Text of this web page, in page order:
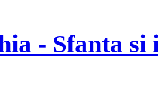
- Sfanta